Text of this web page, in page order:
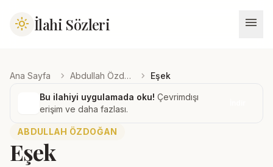
light_mode İlahi Sözleri menu
Ana Sayfa chevron_right Abdullah Özdoğan chevron_right Eşek
Bu ilahiyi uygulamada oku! Çevrimdışı
erişim ve daha fazlası.
ABDULLAH ÖZDOĞAN
Eşek